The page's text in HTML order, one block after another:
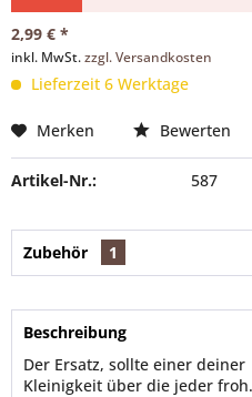
2,99 € *
inkl. MwSt.zzgl. Versandkosten
Lieferzeit 6 Werktage
Merken Bewerten
Artikel-Nr.: 587
Zubehör 1
Beschreibung
Der Ersatz, sollte einer
Kleinigkeit über die jeder